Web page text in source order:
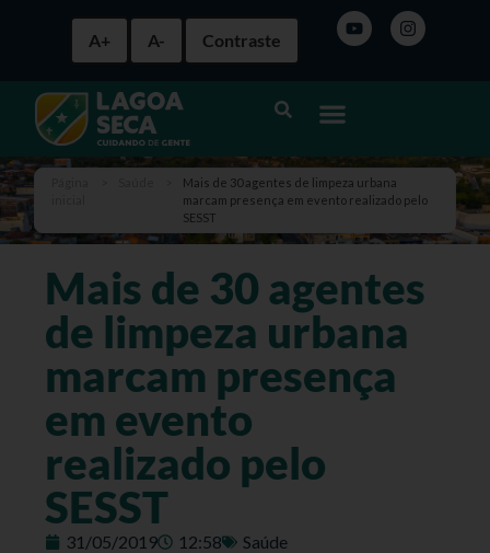
A+ A- Contraste
Mais de 30 agentes de limpeza urbana
marcam presença em evento realizado pelo
SESST
Mais de 30 agentes
de limpeza urbana
marcam presença
em evento
realizado pelo
SESST
31/05/2019 12:58 Saúde